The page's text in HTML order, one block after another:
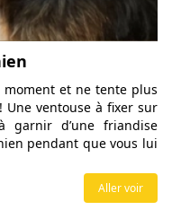
et ne tente plus
ventouse à fixer sur
d’une friandise
pendant que vous lui
Aller voir